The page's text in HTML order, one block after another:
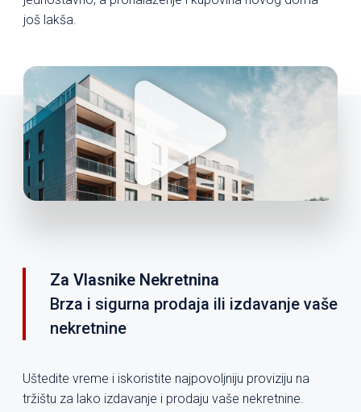
još lakša.
Za Vlasnike Nekretnina
Brza i sigurna prodaja ili izdavanje vaše
nekretnine
Uštedite vreme i iskoristite najpovoljniju proviziju na
tržištu za lako izdavanje i prodaju vaše nekretnine.